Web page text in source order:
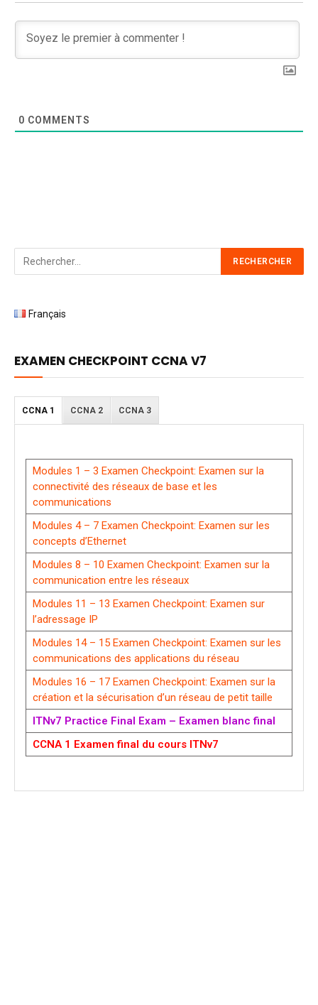
0 COMMENTS
Français
EXAMEN CHECKPOINT CCNA V7
CCNA 1 CCNA 2 CCNA 3
Modules 1 – 3 Examen Checkpoint: Examen sur la
connectivité des réseaux de base et les
communications
Modules 4 – 7 Examen Checkpoint: Examen sur les
concepts d’Ethernet
Modules 8 – 10 Examen Checkpoint: Examen sur la
communication entre les réseaux
Modules 11 – 13 Examen Checkpoint: Examen sur
l’adressage IP
Modules 14 – 15 Examen Checkpoint: Examen sur les
communications des applications du réseau
Modules 16 – 17 Examen Checkpoint: Examen sur la
création et la sécurisation d’un réseau de petit taille
ITNv7 Practice Final Exam – Examen blanc final
CCNA 1 Examen final du cours ITNv7